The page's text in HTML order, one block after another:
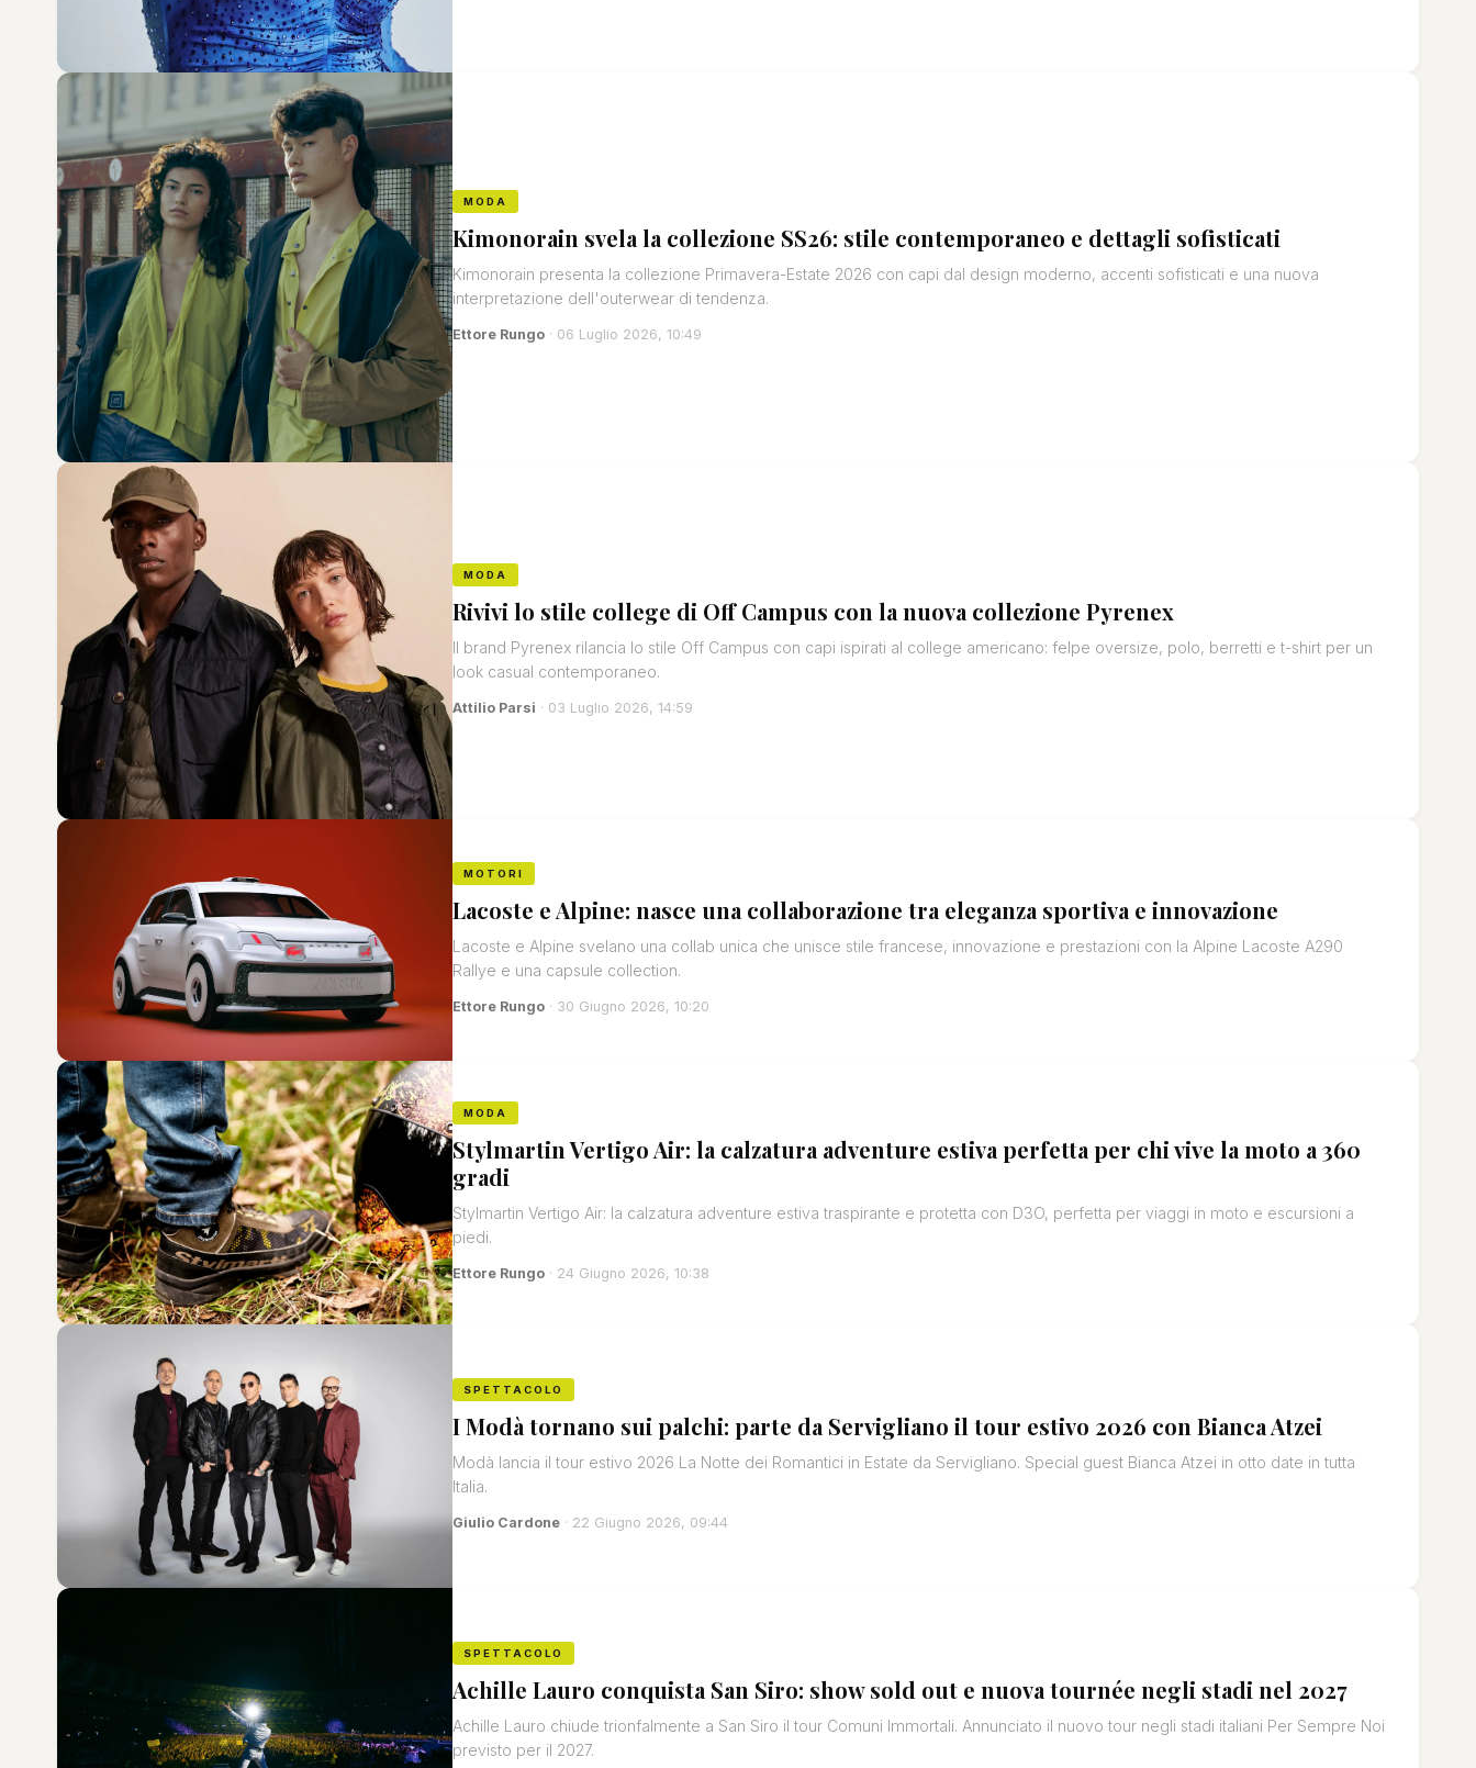
MODA
Kimonorain svela la collezione SS26: stile contemporaneo e dettagli sofisticati
Kimonorain presenta la collezione Primavera-Estate 2026 con capi dal design moderno, accenti sofisticati e una nuova
interpretazione dell'outerwear di tendenza.
Ettore Rungo · 06 Luglio 2026, 10:49
MODA
Rivivi lo stile college di Off Campus con la nuova collezione Pyrenex
Il brand Pyrenex rilancia lo stile Off Campus con capi ispirati al college americano: felpe oversize, polo, berretti e t-shirt per un
look casual contemporaneo.
Attilio Parsi · 03 Luglio 2026, 14:59
MOTORI
Lacoste e Alpine: nasce una collaborazione tra eleganza sportiva e innovazione
Lacoste e Alpine svelano una collab unica che unisce stile francese, innovazione e prestazioni con la Alpine Lacoste A290
Rallye e una capsule collection.
Ettore Rungo · 30 Giugno 2026, 10:20
MODA
Stylmartin Vertigo Air: la calzatura adventure estiva perfetta per chi vive la moto a 360
gradi
Stylmartin Vertigo Air: la calzatura adventure estiva traspirante e protetta con D3O, perfetta per viaggi in moto e escursioni a
piedi.
Ettore Rungo · 24 Giugno 2026, 10:38
SPETTACOLO
I Modà tornano sui palchi: parte da Servigliano il tour estivo 2026 con Bianca Atzei
Modà lancia il tour estivo 2026 La Notte dei Romantici in Estate da Servigliano. Special guest Bianca Atzei in otto date in tutta
Italia.
Giulio Cardone · 22 Giugno 2026, 09:44
SPETTACOLO
Achille Lauro conquista San Siro: show sold out e nuova tournée negli stadi nel 2027
Achille Lauro chiude trionfalmente a San Siro il tour Comuni Immortali. Annunciato il nuovo tour negli stadi italiani Per Sempre Noi
previsto per il 2027.